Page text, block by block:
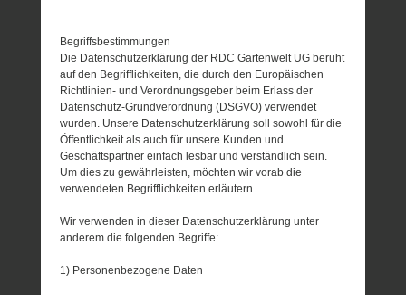
Begriffsbestimmungen
Die Datenschutzerklärung der RDC Gartenwelt UG beruht
auf den Begrifflichkeiten, die durch den Europäischen
Richtlinien- und Verordnungsgeber beim Erlass der
Datenschutz-Grundverordnung (DSGVO) verwendet
wurden. Unsere Datenschutzerklärung soll sowohl für die
Öffentlichkeit als auch für unsere Kunden und
Geschäftspartner einfach lesbar und verständlich sein.
Um dies zu gewährleisten, möchten wir vorab die
verwendeten Begrifflichkeiten erläutern.
Wir verwenden in dieser Datenschutzerklärung unter
anderem die folgenden Begriffe:
1) Personenbezogene Daten